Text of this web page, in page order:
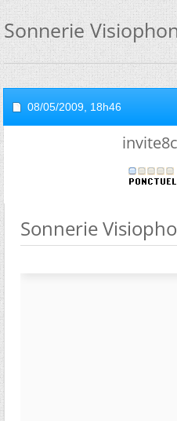
Sonnerie
08/05/2009, 18h46
Sonnerie